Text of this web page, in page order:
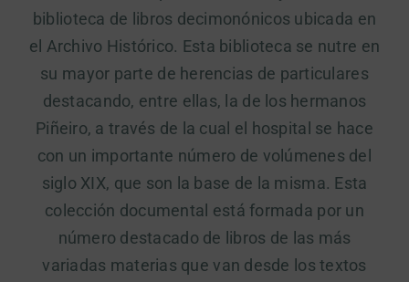
biblioteca de libros decimonónicos ubicada en
el Archivo Histórico. Esta biblioteca se nutre en
su mayor parte de herencias de particulares
destacando, entre ellas, la de los hermanos
Piñeiro, a través de la cual el hospital se hace
con un importante número de volúmenes del
siglo XIX, que son la base de la misma. Esta
colección documental está formada por un
número destacado de libros de las más
variadas materias que van desde los textos